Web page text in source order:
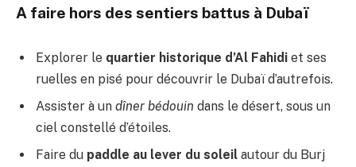
A faire hors des sentiers battus à Dubaï
Explorer le quartier historique d’Al Fahidi et ses
ruelles en pisé pour découvrir le Dubaï d’autrefois.
Assister à un dîner bédouin dans le désert, sous un
ciel constellé d’étoiles.
Faire du paddle au lever du soleil autour du Burj